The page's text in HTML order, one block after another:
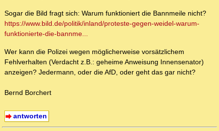
Sogar die Bild fragt sich: Warum funktioniert die Bannmeile nicht?
https://www.bild.de/politik/inland/proteste-gegen-weidel-warum-
funktionierte-die-bannme...
Wer kann die Polizei wegen möglicherweise vorsätzlichem
Fehlverhalten (Verdacht z.B.: geheime Anweisung Innensenator)
anzeigen? Jedermann, oder die AfD, oder geht das gar nicht?
Bernd Borchert
antworten